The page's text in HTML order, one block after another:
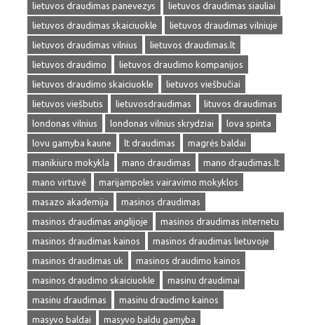
lietuvos draudimas panevezys
lietuvos draudimas siauliai
lietuvos draudimas skaiciuokle
lietuvos draudimas vilniuje
lietuvos draudimas vilnius
lietuvos draudimas.lt
lietuvos draudimo
lietuvos draudimo kompanijos
lietuvos draudimo skaiciuokle
lietuvos viešbučiai
lietuvos viešbutis
lietuvosdraudimas
lituvos draudimas
londonas vilnius
londonas vilnius skrydziai
lova spinta
lovu gamyba kaune
lt draudimas
magrės baldai
manikiuro mokykla
mano draudimas
mano draudimas.lt
mano virtuvė
marijampoles vairavimo mokyklos
masazo akademija
masinos draudimas
masinos draudimas anglijoje
masinos draudimas internetu
masinos draudimas kainos
masinos draudimas lietuvoje
masinos draudimas uk
masinos draudimo kainos
masinos draudimo skaiciuokle
masinu draudimai
masinu draudimas
masinu draudimo kainos
masyvo baldai
masyvo baldu gamyba